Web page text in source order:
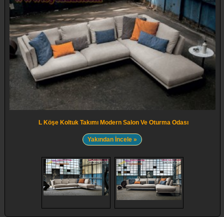
L Köşe Koltuk Takımı Modern Salon Ve Oturma Odası
Yakından İncele »